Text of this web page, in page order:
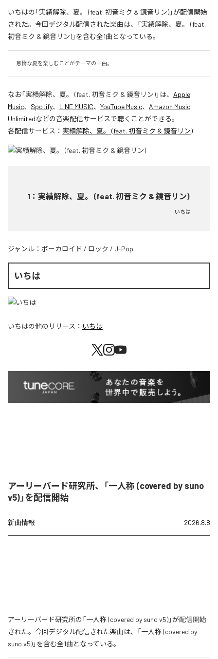
いちはの「実績解除、夏。 (feat. 初音ミク & 鏡音リン)」が配信開始
された。今回デジタル配信された楽曲は、「実績解除、夏。 (feat.
初音ミク & 鏡音リン)」を含む全1曲となっている。
怠惰な夏を楽しむことがテーマの一曲。
なお「実績解除、夏。 (feat. 初音ミク & 鏡音リン)」は、 Apple
Music、 Spotify、 LINE MUSIC、 YouTube Music、 Amazon Music
Unlimitedなどの音楽配信サービスで聴くことができる。
各配信サービス： 実績解除、夏。 (feat. 初音ミク & 鏡音リン)
1 ： 実績解除、夏。 (feat. 初音ミク & 鏡音リン)
いちは
ジャンル： ボーカロイド / ロック / J-Pop
いちは
いちはの他のリリース： いちは
アーリーバード研究所、「一人称 (covered by suno
v5)」を配信開始
新曲情報 2026.8.8
アーリーバード研究所の「一人称 (covered by suno v5)」が配信開始
された。今回デジタル配信された楽曲は、「一人称 (covered by
suno v5)」を含む全1曲となっている。